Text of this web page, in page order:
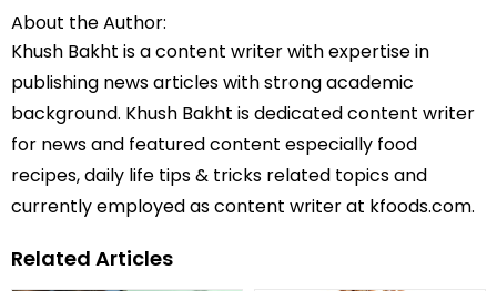
About the Author:
Khush Bakht is a content writer with expertise in
publishing news articles with strong academic
background. Khush Bakht is dedicated content writer
for news and featured content especially food
recipes, daily life tips & tricks related topics and
currently employed as content writer at kfoods.com.
Related Articles